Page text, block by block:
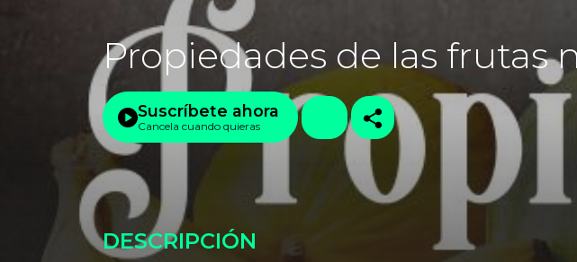
Propiedades de las frutas
Suscríbete ahora
Cancela cuando quieras
DESCRIPCIÓN